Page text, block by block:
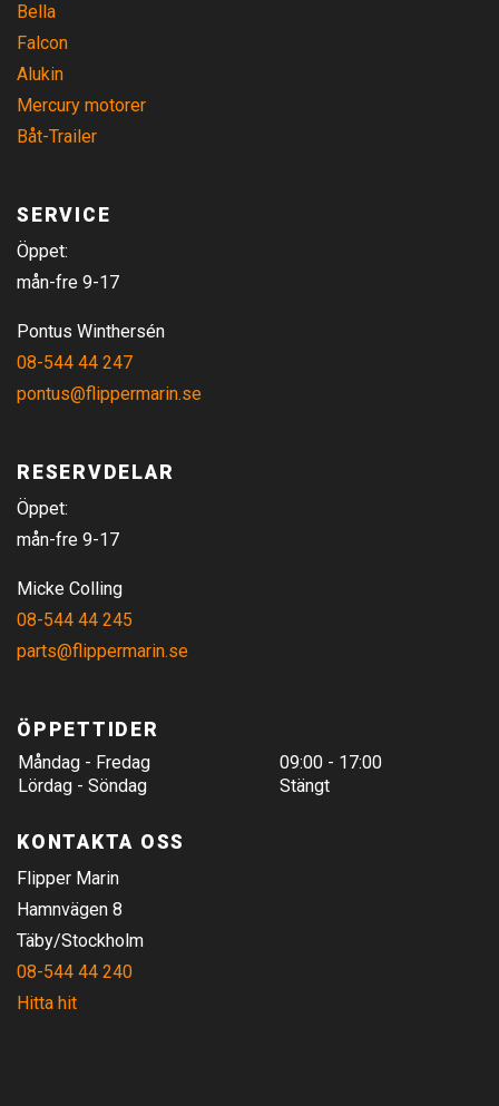
Bella
Falcon
Alukin
Mercury motorer
Båt-Trailer
SERVICE
Öppet:
mån-fre 9-17
Pontus Winthersén
08-544 44 247
pontus@flippermarin.se
RESERVDELAR
Öppet:
mån-fre 9-17
Micke Colling
08-544 44 245
parts@flippermarin.se
ÖPPETTIDER
Måndag - Fredag
09:00 - 17:00
Lördag - Söndag
Stängt
KONTAKTA OSS
Flipper Marin
Hamnvägen 8
Täby/Stockholm
08-544 44 240
Hitta hit